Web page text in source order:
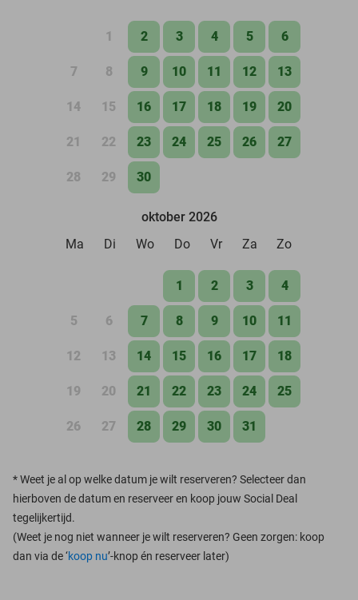
1 2 3 4 5 6
7 8 9 10 11 12 13
14 15 16 17 18 19 20
21 22 23 24 25 26 27
28 29 30
oktober 2026
Ma
Di Wo Do Vr Za Zo
1 2 3 4
5 6 7 8 9 10 11
12 13 14 15 16 17 18
19 20 21 22 23 24 25
26 27 28 29 30 31
*Weet je al op welke datum je wilt reserveren? Selecteer dan
hierboven de datum en reserveer en koop jouw Social Deal
tegelijkertijd.
(Weet je nog niet wanneer je wilt reserveren? Geen zorgen: koop
dan via de ‘koop nu’-knop én reserveer later)